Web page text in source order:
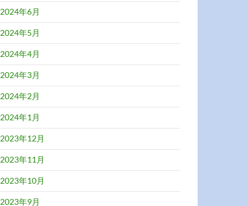
2024年6月
2024年5月
2024年4月
2024年3月
2024年2月
2024年1月
2023年12月
2023年11月
2023年10月
2023年9月